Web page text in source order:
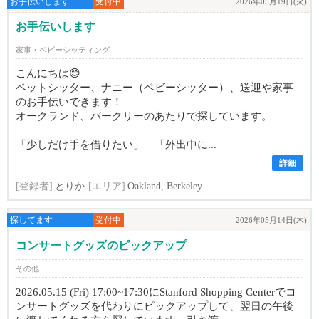
お手伝いします
家事・ベビーシッティング
こんにちは😊
ペットシッター、ナニー（ベビーシッター）、送迎や家事
のお手伝いできます！
オークランド、バークリーのあたりで探しています。
「少しだけ手を借りたい」 「外出中に...
詳細
[登録者] とりか [エリア] Oakland, Berkeley
探してます 受付中 2026年05月14日(木)
コンサートグッズのピックアップ
その他
2026.05.15 (Fri) 17:00~17:30にStanford Shopping Centerでコ
ンサートグッズを代わりにピックアップして、翌日の午後